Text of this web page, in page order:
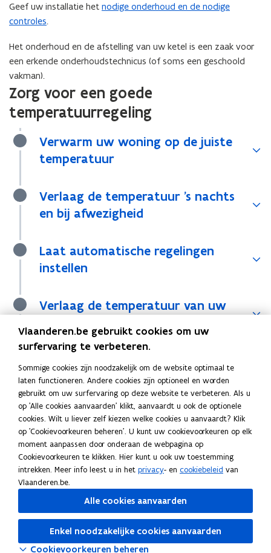
Geef uw installatie het nodige onderhoud en de nodige
controles.
Het onderhoud en de afstelling van uw ketel is een zaak voor
een erkende onderhoudstechnicus (of soms een geschoold
vakman).
Zorg voor een goede
temperatuurregeling
Verwarm uw woning op de juiste
temperatuur
Verlaag de temperatuur 's nachts
en bij afwezigheid
Laat automatische regelingen
instellen
Verlaag de temperatuur van uw
Optimaliseer uw installatie
Ontlucht regelmatig de radiatoren: begin op de
onderste verdieping en eindig met de bovenste.
Isoleer de verwarmingsleidingen in niet-verwarmde lokalen
(bv.: kruipruimte, zolder, garage).
Reflecterende folie achter de radiatorenweerkaatst
veel van de warmte die anders in de muur zou verdwijnen.
Deel deze pagina
Vlaanderen.be gebruikt cookies om uw
surfervaring te verbeteren.
Sommige cookies zijn noodzakelijk om de website optimaal te
laten functioneren. Andere cookies zijn optioneel en worden
gebruikt om uw surfervaring op deze website te verbeteren. Als u
op 'Alle cookies aanvaarden' klikt, aanvaardt u ook de optionele
cookies. Wilt u liever zelf kiezen welke cookies u aanvaardt? Klik
op 'Cookievoorkeuren beheren'. U kunt uw cookievoorkeuren op elk
moment aanpassen door onderaan de webpagina op
Cookievoorkeuren te klikken. Hier kunt u ook uw toestemming
intrekken. Meer info leest u in het privacy- en cookiebeleid van
Vlaanderen.be.
Alle cookies aanvaarden
Enkel noodzakelijke cookies aanvaarden
Cookievoorkeuren beheren